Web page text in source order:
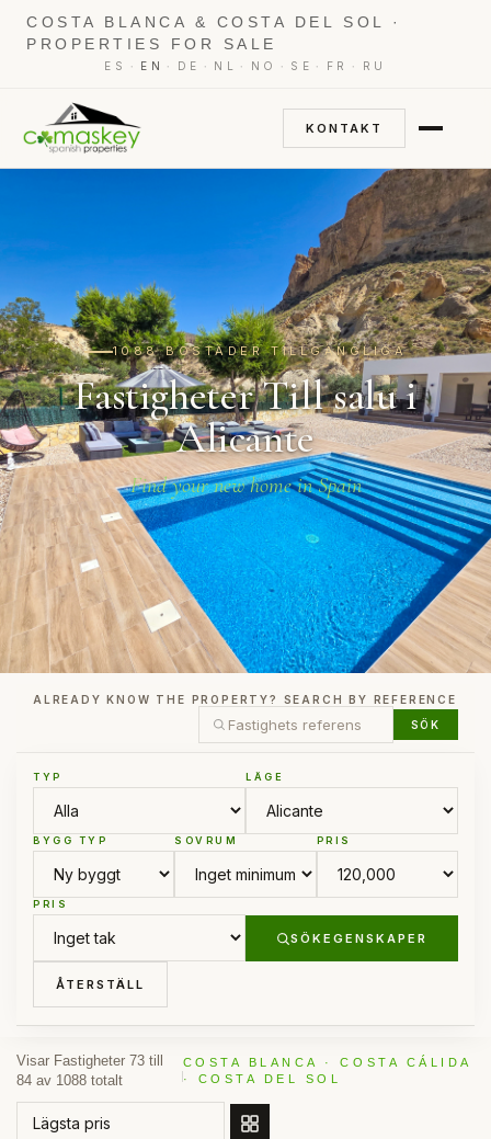
COSTA BLANCA & COSTA DEL SOL ·
PROPERTIES FOR SALE
ES · EN · DE · NL · NO · SE · FR · RU
KONTAKT
1088 BOSTÄDER TILLGÄNGLIGA
Fastigheter Till salu i
Alicante
Find your new home in Spain
ALREADY KNOW THE PROPERTY? SEARCH BY REFERENCE
SÖK
TYP LÄGE
BYGG TYP SOVRUM PRIS
PRIS
SÖKEGENSKAPER
ÅTERSTÄLL
Visar Fastigheter 73 till
84 av 1088 totalt
COSTA BLANCA · COSTA CÁLIDA
· COSTA DEL SOL
BESTÄLL GENOM